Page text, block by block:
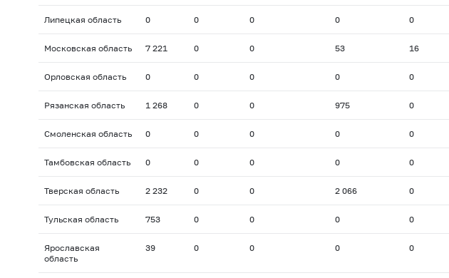
Липецкая область 0 0 0 0 0
Московская область 7 221 0 0 53 16
Орловская область 0 0 0 0 0
Рязанская область 1 268 0 0 975 0
Смоленская область 0 0 0 0 0
Тамбовская область 0 0 0 0 0
Тверская область 2 232 0 0 2 066 0
Тульская область 753 0 0 0 0
Ярославская
область
39 0 0 0 0